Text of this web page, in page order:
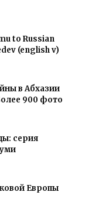
to Russian
(english v)
в Абхазии
900 фото
серия
Европы